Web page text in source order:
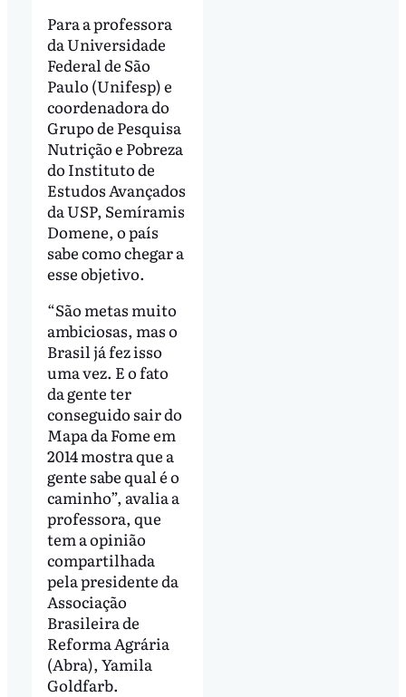
Para a professora
da Universidade
Federal de São
Paulo (Unifesp) e
coordenadora do
Grupo de Pesquisa
Nutrição e Pobreza
do Instituto de
Estudos Avançados
da USP, Semíramis
Domene, o país
sabe como chegar a
esse objetivo.
“São metas muito
ambiciosas, mas o
Brasil já fez isso
uma vez. E o fato
da gente ter
conseguido sair do
Mapa da Fome em
2014 mostra que a
gente sabe qual é o
caminho”, avalia a
professora, que
tem a opinião
compartilhada
pela presidente da
Associação
Brasileira de
Reforma Agrária
(Abra), Yamila
Goldfarb.